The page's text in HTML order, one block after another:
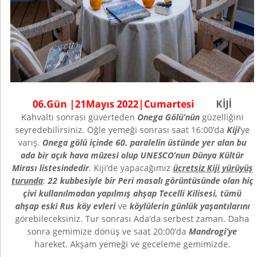
06.Gün |21Mayıs2022|Cumartesi KİJİ
Kahvaltı sonrası güverteden Onega Gölü’nüngüzelliğini
seyredebilirsiniz. Öğle yemeği sonrası saat 16:00’da Kiji’ye
varış. Onega gölü içinde 60. paralelin üstünde yer alan bu
ada bir açık hava müzesi olup UNESCO’nun Dünya Kültür
Mirası listesindedir. Kiji’de yapacağımız ücretsiz Kiji yürüyüş
turunda;22 kubbesiyle bir Peri masalı görüntüsünde olan hiç
çivi kullanılmadan yapılmış ahşap Tecelli Kilisesi, tümü
ahşap eski Rus köy evlerive köylülerin günlük yaşantılarını
görebileceksiniz. Tur sonrası Ada’da serbest zaman. Daha
sonra gemimize dönüş ve saat 20:00’da Mandrogi’ye
hareket. Akşam yemeği ve geceleme gemimizde.